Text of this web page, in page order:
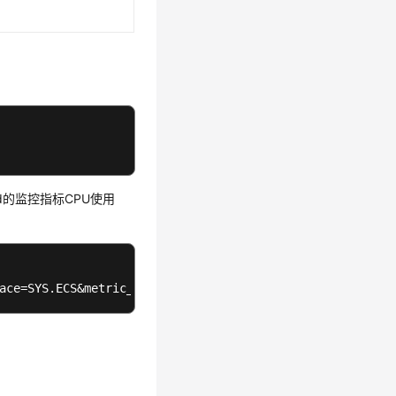
监控指标CPU使用